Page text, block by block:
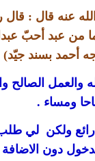
عنه قال : قال
من عبد أحبّ عبدا
أحمد بسند جيّد)
والعمل الصالح
ومساء .
رائع ولكن لي
دون الاضافة